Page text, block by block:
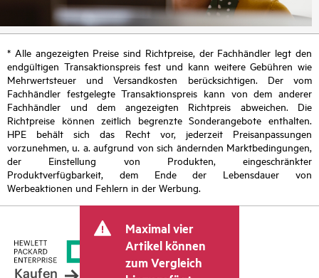
* Alle angezeigten Preise sind Richtpreise, der Fachhändler legt den
endgültigen Transaktionspreis fest und kann weitere Gebühren wie
Mehrwertsteuer und Versandkosten berücksichtigen. Der vom
Fachhändler festgelegte Transaktionspreis kann von dem anderer
Fachhändler und dem angezeigten Richtpreis abweichen. Die
Richtpreise können zeitlich begrenzte Sonderangebote enthalten.
HPE behält sich das Recht vor, jederzeit Preisanpassungen
vorzunehmen, u. a. aufgrund von sich ändernden Marktbedingungen,
der Einstellung von Produkten, eingeschränkter
Produktverfügbarkeit, dem Ende der Lebensdauer von
Werbeaktionen und Fehlern in der Werbung.
Maximal vier
Artikel können
zum Vergleich
Kaufen